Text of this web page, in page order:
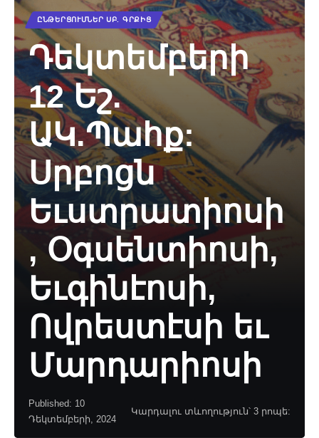
ԸՆԹԵՐՑՈՒՄՆԵՐ ՍԲ. ԳՐՔԻՑ
Դեկտեմբերի
12 Եշ.
ԱԿ.Պահք:
Սրբոցն
Եւստրատիոսի
, Օգսենտիոսի,
Եւգինէոսի,
Ովրեստէսի եւ
Մարդարիոսի
Published: 10
Դեկտեմբերի, 2024
Կարդալու տևողություն՝ 3 րոպե: